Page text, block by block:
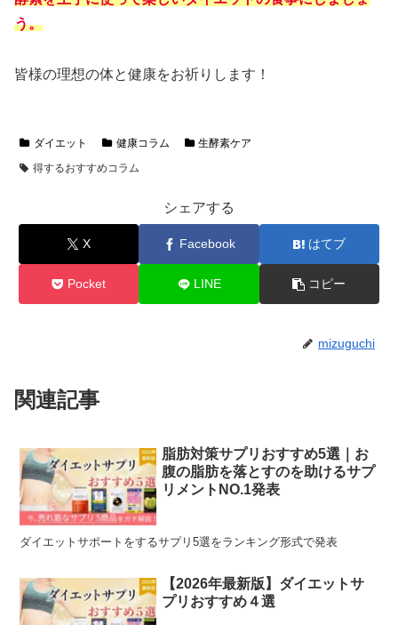
う。
皆様の理想の体と健康をお祈りします！
ダイエット 健康コラム
生酵素ケア
得するおすすめコラム
シェアする
X Facebook はてブ
Pocket LINE コピー
mizuguchi
関連記事
脂肪対策サプリおすすめ5選｜お
腹の脂肪を落とすのを助けるサプ
リメントNO.1発表
ダイエットサポートをするサプリ5選をランキング形式で発表
【2026年最新版】ダイエットサ
プリおすすめ４選